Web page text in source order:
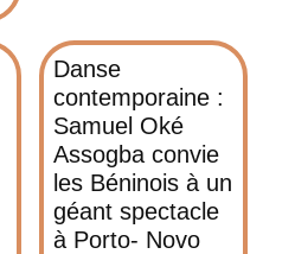
Danse
contemporaine :
Samuel Oké
Assogba convie
les Béninois à un
géant spectacle
à Porto- Novo